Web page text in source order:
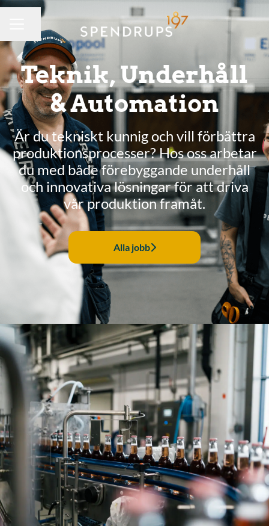
KARRIÄRMENY
Dela sidan
Teknik, Underhåll
& Automation
Är du tekniskt kunnig och vill förbättra
produktionsprocesser? Hos oss arbetar
du med både förebyggande underhåll
och innovativa lösningar för att driva
vår produktion framåt.
Alla jobb